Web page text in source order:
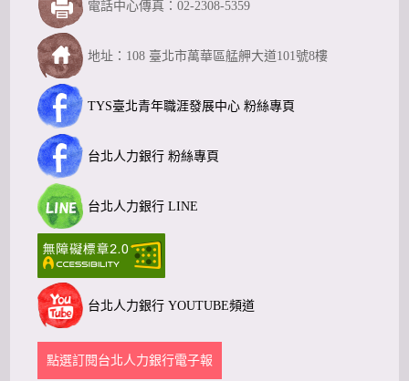
TYS臺北青年職涯發展中心 粉絲專頁
電話中心傳真：02-2308-5359
台北人力銀行 粉絲專頁
地址：108 臺北市萬華區艋舺大道101號8樓
台北人力銀行 LINE
台北人力銀行 YOUTUBE頻道
點選訂閱台北人力銀行電子報